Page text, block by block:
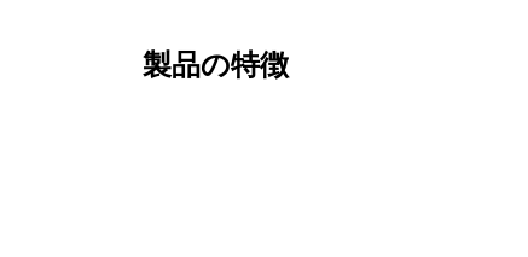
製品の特徴